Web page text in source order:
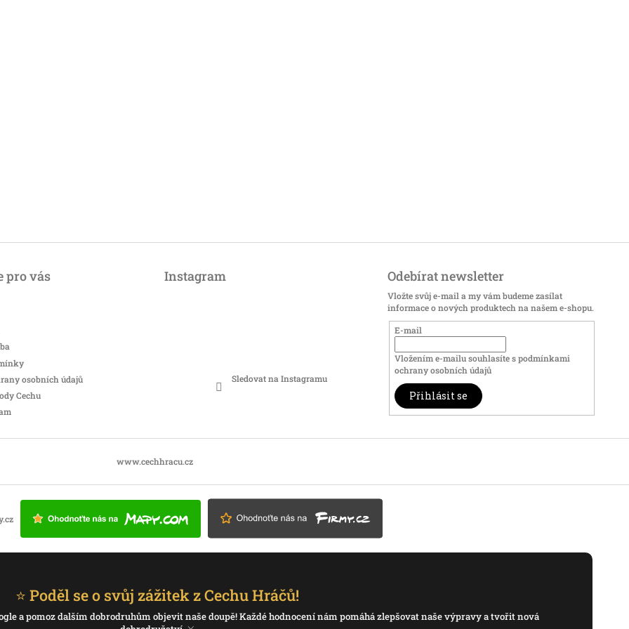
pro vás
osobních údajů
Cechu
Instagram
Sledovat na Instagramu
Odebírat newsletter
Vložte svůj e-mail a my vám budeme zasílat
informace o nových produktech na našem e-shopu.
E-mail
Vložením e-mailu souhlasíte spodmínkami
ochrany osobních údajů
Přihlásit se
www.cechhracu.cz
⭐ Poděl se o svůj zážitek z Cechu Hráčů!
a pomoz dalším dobrodruhům objevit naše doupě! Každé hodnocení nám pomáhá zlepšovat naše výpravy a tvořit nová